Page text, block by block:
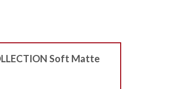
Soft Matte